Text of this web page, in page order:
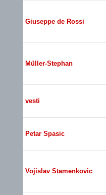
Giuseppe de Rossi
Müller-Stephan
vesti
Petar Spasic
Vojislav Stamenkovic